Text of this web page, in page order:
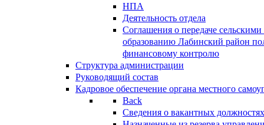
НПА
Деятельность отдела
Соглашения о передаче
образованию Лабинский район
финансовому контролю
Структура администрации
Руководящий состав
Кадровое обеспечение органа местного
Back
Сведения о вакантных